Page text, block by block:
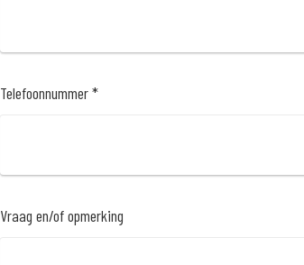
Telefoonnummer *
Vraag en/of opmerking